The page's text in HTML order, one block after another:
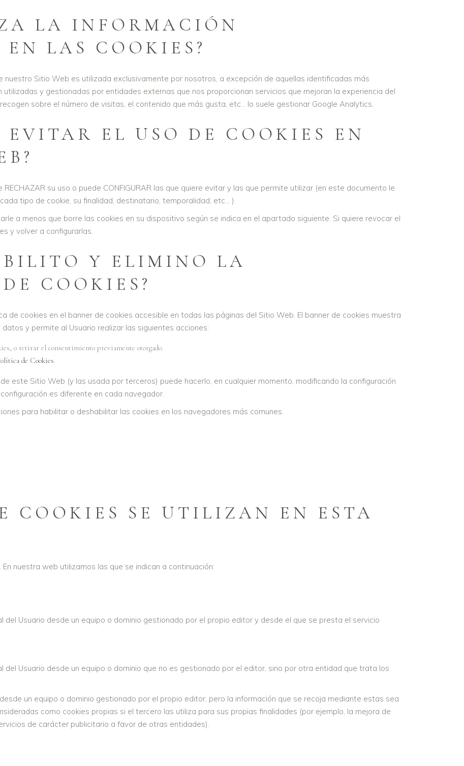
LA INFORMACIÓN
LAS COOKIES?
nuestro Sitio Web es utilizada exclusivamente por nosotros, a excepción de aquellas identificadas más
y gestionadas por entidades externas que nos proporcionan servicios que mejoran la experiencia del
sobre el número de visitas, el contenido que más gusta, etc... lo suele gestionar Google Analytics.
EVITAR EL USO DE COOKIES EN
su uso o puede CONFIGURAR las que quiere evitar y las que permite utilizar (en este documento le
tipo de cookie, su finalidad, destinatario, temporalidad, etc... ).
a menos que borre las cookies en su dispositivo según se indica en el apartado siguiente. Si quiere revocar el
y volver a configurarlas.
Y ELIMINO LA
COOKIES?
de cookies en el banner de cookies accesible en todas las páginas del Sitio Web. El banner de cookies muestra
y permite al Usuario realizar las siguientes acciones:
o retirar el consentimiento previamente otorgado.
de Cookies.
este Sitio Web (y las usada por terceros) puede hacerlo, en cualquier momento, modificando la configuración
es diferente en cada navegador.
para habilitar o deshabilitar las cookies en los navegadores más comunes.
COOKIES SE UTILIZAN EN ESTA
nuestra web utilizamos las que se indican a continuación:
del Usuario desde un equipo o dominio gestionado por el propio editor y desde el que se presta el servicio
del Usuario desde un equipo o dominio que no es gestionado por el editor, sino por otra entidad que trata los
un equipo o dominio gestionado por el propio editor, pero la información que se recoja mediante estas sea
como cookies propias si el tercero las utiliza para sus propias finalidades (por ejemplo, la mejora de
de carácter publicitario a favor de otras entidades).